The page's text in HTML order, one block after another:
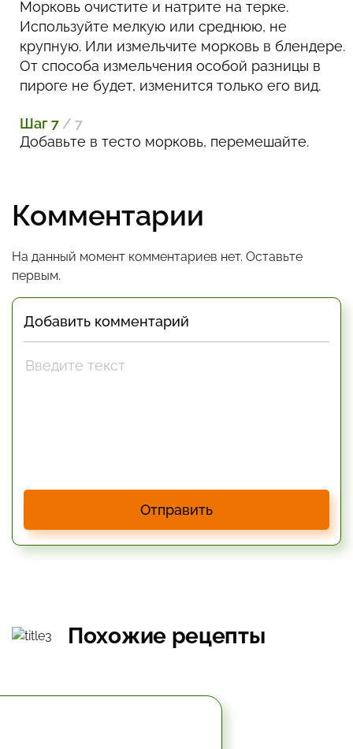
Морковь очистите и натрите на терке.
Используйте мелкую или среднюю, не
крупную. Или измельчите морковь в блендере.
От способа измельчения особой разницы в
пироге не будет, изменится только его вид.
Шаг 7 / 7
Добавьте в тесто морковь, перемешайте.
Комментарии
На данный момент комментариев нет. Оставьте
первым.
Добавить комментарий
Отправить
Похожие рецепты